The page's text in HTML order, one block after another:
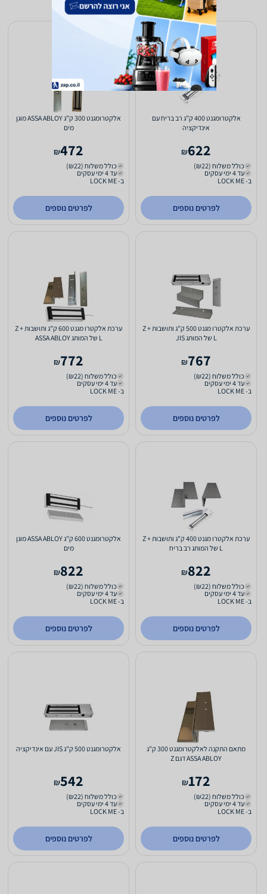
אלקטרומגנט 400 ק"ג רב בריח עם
אינדיקציה
622
₪
כולל משלוח (₪22)
עד 4 ימי עסקים
ב- LOCK ME
לפרטים נוספים
אלקטרומגנט 300 ק"ג ASSA ABLOY מוגן
מים
472
₪
כולל משלוח (₪22)
עד 4 ימי עסקים
ב- LOCK ME
לפרטים נוספים
ערכת אלקטרו מגנט 500 ק"ג ותושבות Z +
L של המותג JIS
767
₪
כולל משלוח (₪22)
עד 4 ימי עסקים
ב- LOCK ME
לפרטים נוספים
ערכת אלקטרו מגנט 600 ק"ג ותושבות Z +
L של המותג ASSA ABLOY
772
₪
כולל משלוח (₪22)
עד 4 ימי עסקים
ב- LOCK ME
לפרטים נוספים
ערכת אלקטרו מגנט 400 ק"ג ותושבות Z +
L של המותג רב בריח
822
₪
כולל משלוח (₪22)
עד 4 ימי עסקים
ב- LOCK ME
לפרטים נוספים
אלקטרומגנט 600 ק"ג ASSA ABLOY מוגן
מים
822
₪
כולל משלוח (₪22)
עד 4 ימי עסקים
ב- LOCK ME
לפרטים נוספים
מתאם התקנה לאלקטרומגנט 300 ק"ג
ASSA ABLOY דגם Z
172
₪
כולל משלוח (₪22)
עד 4 ימי עסקים
ב- LOCK ME
לפרטים נוספים
אלקטרומגנט 500 ק"ג JIS עם אינדיקציה
542
₪
כולל משלוח (₪22)
עד 4 ימי עסקים
ב- LOCK ME
לפרטים נוספים